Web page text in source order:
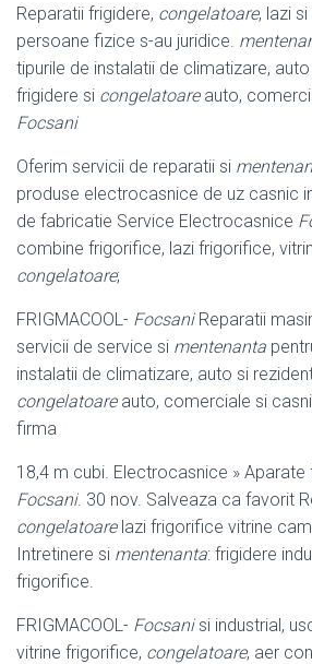
Reparatii frigidere, congelatoare, lazi
persoane fizice s-au juridice.
tipurile de instalatii de climatizare,
frigidere si congelatoareauto,
Focsani
Oferim servicii de reparatii si
produse electrocasnice de uz casnic
de fabricatie Service Electrocasnice
combine frigorifice, lazi frigorifice,
congelatoare;
FRIGMACOOL- FocsaniReparatii
servicii de service si mentenanta
instalatii de climatizare, auto si
congelatoareauto, comerciale si
firma
18,4 m cubi. Electrocasnice »
Focsani. 30 nov. Salveaza ca favorit
congelatoarelazi frigorifice vitrine
Intretinere si mentenanta: frigidere
frigorifice.
FRIGMACOOL- Focsanisi industrial,
vitrine frigorifice, congelatoare, aer